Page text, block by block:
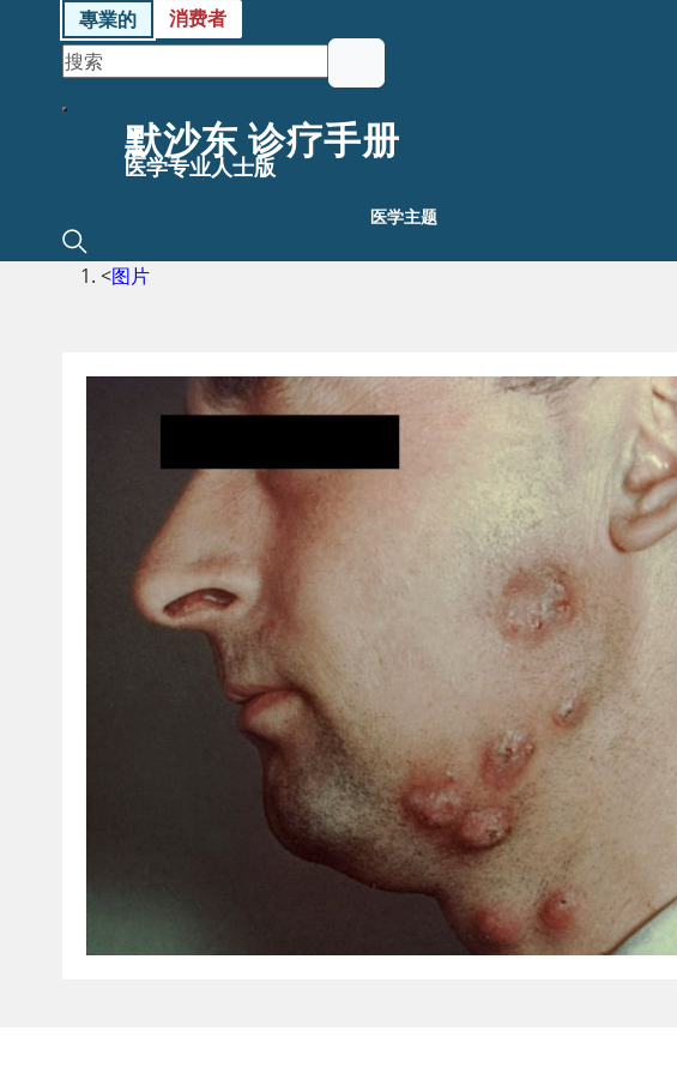
專業的 消费者
默沙东 诊疗手册
医学专业人士版
医学主题
<图片